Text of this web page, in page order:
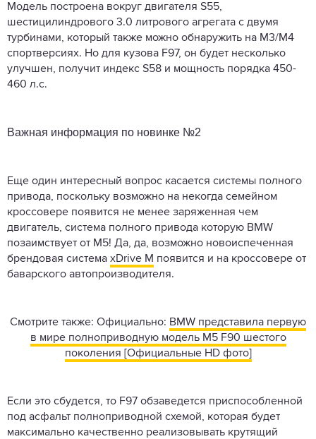
Модель построена вокруг двигателя S55,
шестицилиндрового 3.0 литрового агрегата с двумя
турбинами, который также можно обнаружить на M3/M4
спортверсиях. Но для кузова F97, он будет несколько
улучшен, получит индекс S58 и мощность порядка 450-
460 л.с.
Важная информация по новинке №2
Еще один интересный вопрос касается системы полного
привода, поскольку возможно на некогда семейном
кроссовере появится не менее заряженная чем
двигатель, система полного привода которую BMW
позаимствует от M5! Да, да, возможно новоиспеченная
брендовая система xDrive M появится и на кроссовере от
баварского автопроизводителя.
Смотрите также: Официально: BMW представила первую
в мире полноприводную модель M5 F90 шестого
поколения [Официальные HD фото]
Если это сбудется, то F97 обзаведется приспособленной
под асфальт полноприводной схемой, которая будет
максимально качественно реализовывать крутящий